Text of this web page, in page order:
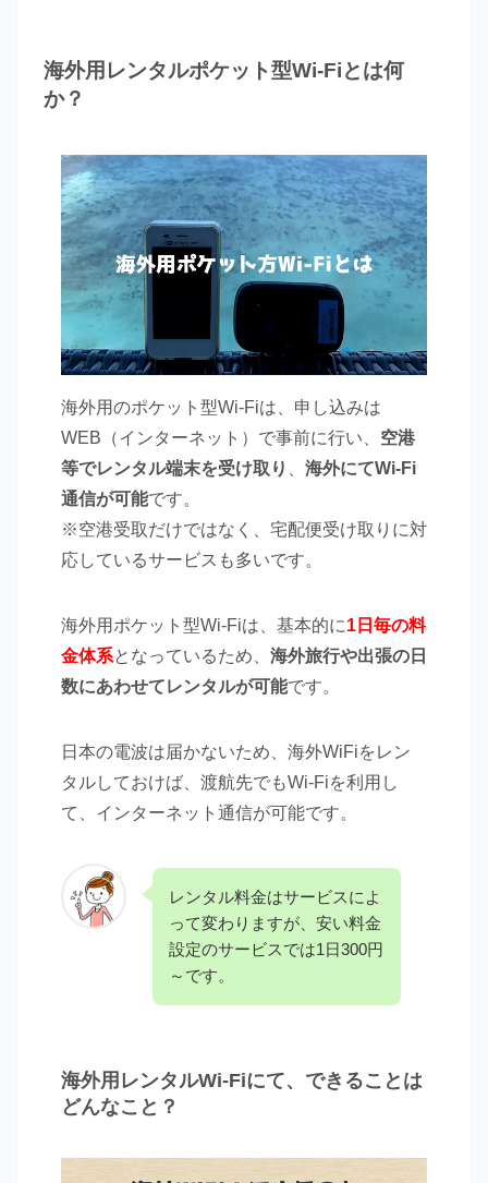
海外用レンタルポケット型Wi-Fiとは何
か？
海外用のポケット型Wi-Fiは、申し込みは
WEB（インターネット）で事前に行い、 空港
等でレンタル端末を受け取り
海外にてWi-Fi
通信が可能です。
※空港受取だけではなく、宅配便受け取りに対
応しているサービスも多いです。
海外用ポケット型Wi-Fiは、基本的に1日毎の料
金体系となっているため、 海外旅行や出張の日
数にあわせてレンタルが可能です。
日本の電波は届かないため、海外WiFiをレン
タルしておけば、渡航先でもWi-Fiを利用し
て、インターネット通信が可能です。
レンタル料金はサービスによ
って変わりますが、安い料金
設定のサービスでは1日300円
～です。
海外用レンタルWi-Fiにて、できることは
どんなこと？